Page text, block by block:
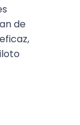
de